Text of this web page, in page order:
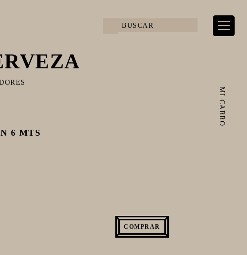
MI CARRO
COMPRAR
6 MTS